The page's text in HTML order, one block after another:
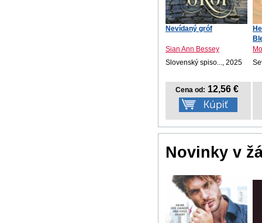
Nevídaný gróf
Sian Ann Bessey
Slovenský spiso..., 2025
Cena od: 12,56 €
Novinky v